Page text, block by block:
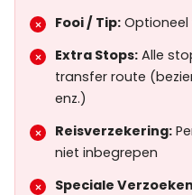
Fooi / Tip:
Extra Stops: Alle
transfer route
enz.)
Reisverzekering:
niet inbegrepen
Speciale